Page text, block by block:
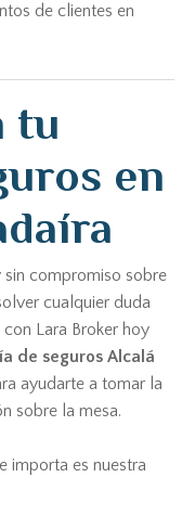
de clientes en
tu
en
sin compromiso sobre
cualquier duda
Lara Broker hoy
de seguros Alcalá
ayudarte a tomar la
sobre la mesa.
importa es nuestra